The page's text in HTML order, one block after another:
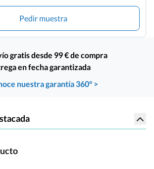
Pedir muestra
gratis desde 99 € de compra
en fecha garantizada
nuestra garantía 360° >